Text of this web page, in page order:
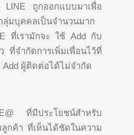
LINE ถูกออกแบบมาเพื่อ
มบุคคลเป็นจำนวนมาก
ที่เรามักจะ ใช้ Add กับ
ที่จำกัดการเพิ่มเพื่อนไว้ที่
Add ผู้ติดต่อได้ไม่จำกัด
ที่มีประโยชน์สำหรับ
กค้า ที่เห็นได้ชัดในความ